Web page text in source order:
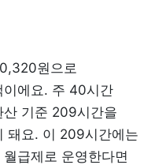
도・소매업
꽃집
무인매장
원으로
에요. 주 40시간
산 기준 209시간을
돼요. 이 209시간에는
급제로 운영한다면